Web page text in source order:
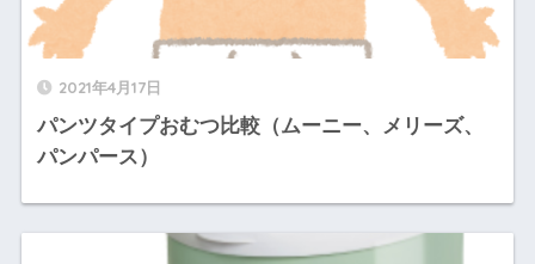
2021年4月17日
パンツタイプおむつ比較（ムーニー、メリーズ、
パンパース）